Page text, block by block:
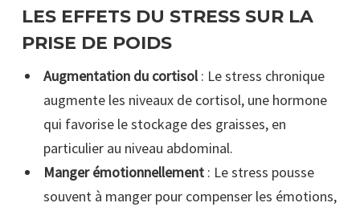
LES EFFETS DU STRESS SUR LA
PRISE DE POIDS
Augmentation du cortisol: Le stress chronique
augmente les niveaux de cortisol, une hormone
qui favorise le stockage des graisses, en
particulier au niveau abdominal.
Manger émotionnellement: Le stress pousse
souvent à manger pour compenser les émotions,